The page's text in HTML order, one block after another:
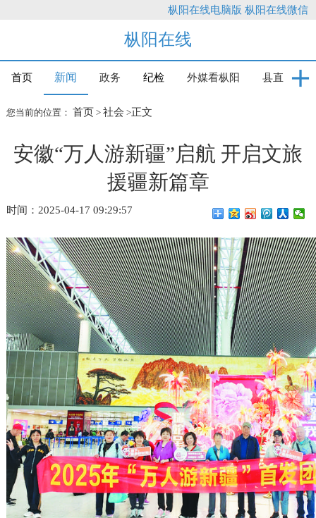
枞阳在线电脑版 枞阳在线微信
枞阳在线
首页 新闻 政务 纪检 外媒看枞阳 县直
您当前的位置： 首页 > 社会 >正文
安徽“万人游新疆”启航 开启文旅
援疆新篇章
时间：2025-04-17 09:29:57